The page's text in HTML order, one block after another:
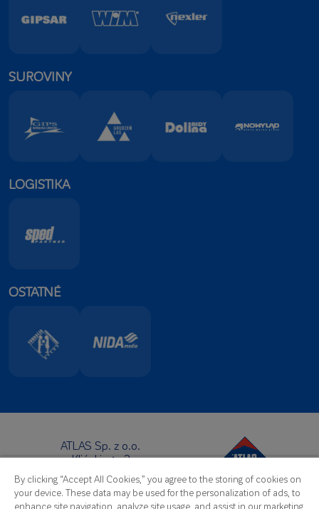
SUROVINY
LOGISTIKA
OSTATNÉ
ATLAS Sp. z o.o.
Klińskiego 2
91-421 Łódź
Sídlo:
Telefon:+48 42 631 88 00
By clicking “Accept All Cookies,” you agree to the storing of cookies on
your device. These data may be used for the personalization of ads, to
enhance site navigation, analyze site usage, and assist in our marketing